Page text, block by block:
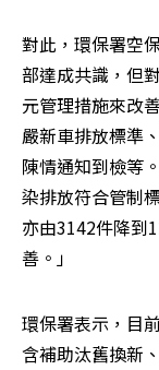
對此，環保署空
部達成共識，但
元管理措施來改
嚴新車排放標準
陳情通知到檢等
染排放符合管制
亦由3142件降到
善。」
環保署表示，目
含補助汰舊換新